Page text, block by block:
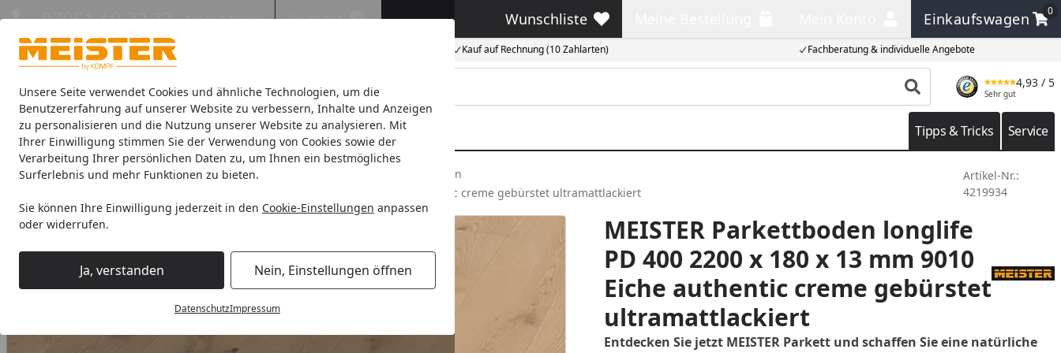
Unsere Seite verwendet Cookies und ähnliche Technologien, um die
Benutzererfahrung auf unserer Website zu verbessern, Inhalte und Anzeigen
zu personalisieren und die Nutzung unserer Website zu analysieren. Mit
Ihrer Einwilligung stimmen Sie der Verwendung von Cookies sowie der
Verarbeitung Ihrer persönlichen Daten zu, um Ihnen ein bestmögliches
Surferlebnis und mehr Funktionen zu bieten.
Sie können Ihre Einwilligung jederzeit in den Cookie-Einstellungen anpassen
oder widerrufen.
Ja, verstanden Nein, Einstellungen öffnen
DatenschutzImpressum
Eigene Montage-Teams Kauf auf Rechnung (10 Zahlarten) Fachberatung & individuelle Angebote
07051 / 9 22 22 Mo-Fr. 8-16 Uhr Kontakt Wunschliste
Wunschliste Einkaufswagen
0
Einkaufswagen
Produkt suchen
4,93 / 5
Sehr gut
Böden Paneele Leisten Zubehör Sale & Aktionswaren Tipps & Tricks Service
Böden Meister Parkettböden
MeisterParkett. longlife PD 400 Landhausdielen
MEISTER Parkettboden longlife PD 400 2200 x 180 x 13 mm 9010 Eiche authentic creme gebürstet ultramattlackiert
Artikel-Nr.:
4219934
MEISTER Parkettboden longlife
PD 400 2200 x 180 x 13 mm 9010
Eiche authentic creme gebürstet
ultramattlackiert
Entdecken Sie jetzt MEISTER Parkett und schaffen Sie eine natürliche